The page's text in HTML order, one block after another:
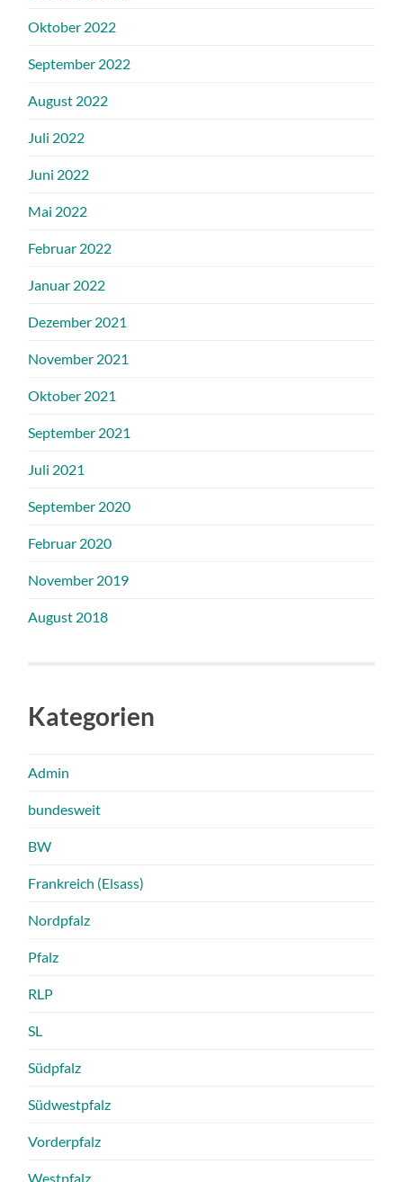
Oktober 2022
September 2022
August 2022
Juli 2022
Juni 2022
Mai 2022
Februar 2022
Januar 2022
Dezember 2021
November 2021
Oktober 2021
September 2021
Juli 2021
September 2020
Februar 2020
November 2019
August 2018
Kategorien
Admin
bundesweit
BW
Frankreich (Elsass)
Nordpfalz
Pfalz
RLP
SL
Südpfalz
Südwestpfalz
Vorderpfalz
Westpfalz